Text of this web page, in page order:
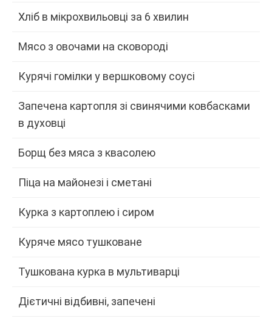
Хліб в мікрохвильовці за 6 хвилин
Мясо з овочами на сковороді
Курячі гомілки у вершковому соусі
Запечена картопля зі свинячими ковбасками
в духовці
Борщ без мяса з квасолею
Піца на майонезі і сметані
Курка з картоплею і сиром
Куряче мясо тушковане
Тушкована курка в мультиварці
Дієтичні відбивні, запечені